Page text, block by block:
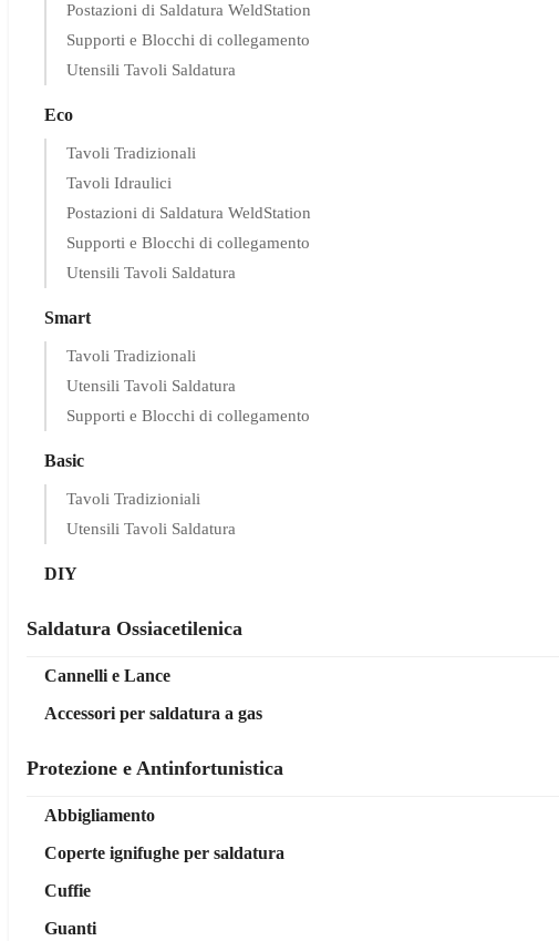
Postazioni di Saldatura WeldStation
Supporti e Blocchi di collegamento
Utensili Tavoli Saldatura
Eco
Tavoli Tradizionali
Tavoli Idraulici
Postazioni di Saldatura WeldStation
Supporti e Blocchi di collegamento
Utensili Tavoli Saldatura
Smart
Tavoli Tradizionali
Utensili Tavoli Saldatura
Supporti e Blocchi di collegamento
Basic
Tavoli Tradizioniali
Utensili Tavoli Saldatura
DIY
Saldatura Ossiacetilenica
Cannelli e Lance
Accessori per saldatura a gas
Protezione e Antinfortunistica
Abbigliamento
Coperte ignifughe per saldatura
Cuffie
Guanti